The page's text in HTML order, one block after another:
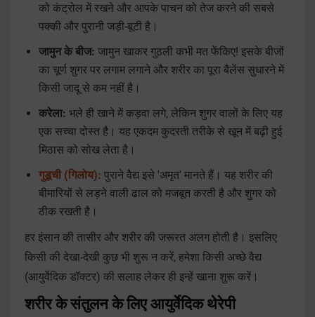
को कंट्रोल में रखने और आपके पाचन को तेज करने की सबसे
पक्की और पुरानी जड़ी-बूटी है।
जामुन के बीज: जामुन खाकर गुठली कभी मत फेंकिए! इसके बीजों
का चूर्ण शुगर पर लगाम लगाने और शरीर का पूरा बैलेंस सुधारने में
किसी जादू से कम नहीं है।
करेला: भले ही खाने में कड़वा लगे, लेकिन शुगर वालों के लिए यह
एक सच्चा दोस्त है। यह एकदम कुदरती तरीके से खून में बढ़ी हुई
मिठास को सोख लेता है।
गुडूची (गिलोय): पुराने वैद्य इसे 'अमृत' मानते हैं। यह शरीर की
बीमारियों से लड़ने वाली ढाल को मजबूत करती है और शुगर को
ठीक रखती है।
हर इंसान की तासीर और शरीर की जरूरत अलग होती है। इसलिए
किसी की देखा-देखी कुछ भी शुरू न करें, हमेशा किसी अच्छे वैद्य
(आयुर्वेदिक डॉक्टर) की सलाह लेकर ही इन्हें खाना शुरू करें।
शरीर के संतुलन के लिए आयुर्वेदिक थेरेपी